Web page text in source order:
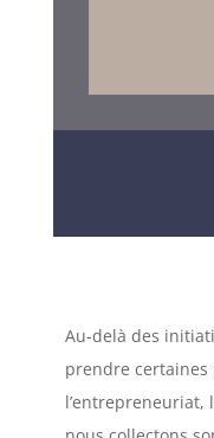
Au-delà des
prendre certaines
l’entrepreneuriat,